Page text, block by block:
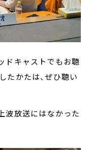
ドキャストでもお聴
たかたは、ぜひ聴い
波放送にはなかった